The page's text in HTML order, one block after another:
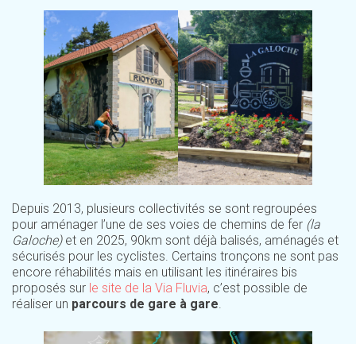
Depuis 2013, plusieurs collectivités se sont regroupées
pour aménager l’une de ses voies de chemins de fer (la
Galoche) et en 2025, 90km sont déjà balisés, aménagés et
sécurisés pour les cyclistes. Certains tronçons ne sont pas
encore réhabilités mais en utilisant les itinéraires bis
proposés sur le site de la Via Fluvia, c’est possible de
réaliser un parcours de gare à gare